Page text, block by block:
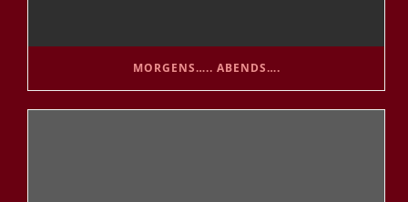
MORGENS….. ABENDS….